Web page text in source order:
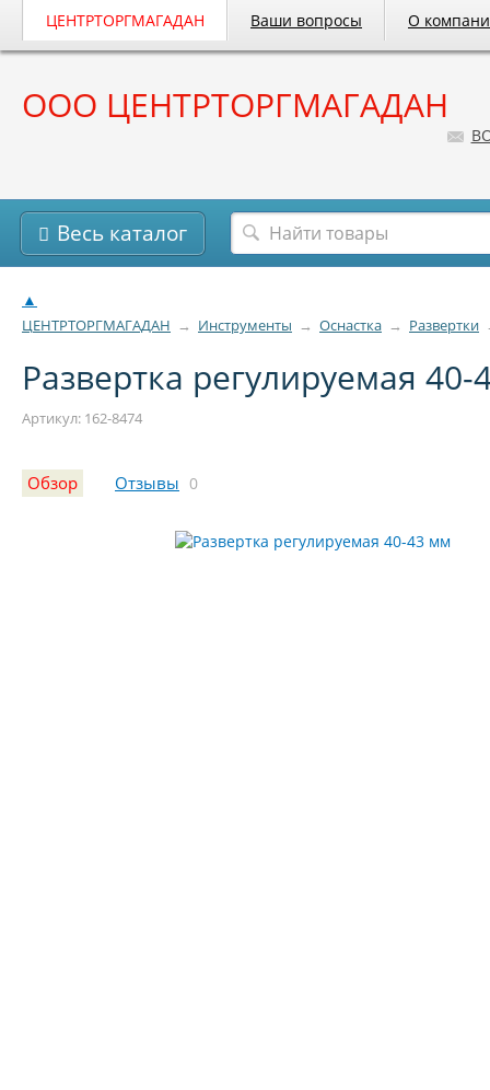
ЦЕНТРТОРГМАГАДАН Ваши вопросы О
ООО ЦЕНТРТОРГМАГАДАН
Весь каталог
▲
ЦЕНТРТОРГМАГАДАН → Инструменты → Оснастка → Развертки
Развертка регулируемая
Артикул: 162-8474
Обзор Отзывы 0